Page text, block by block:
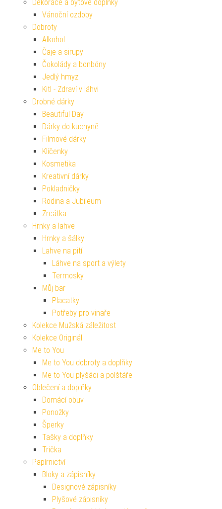
Dekorace a bytové doplňky
Vánoční ozdoby
Dobroty
Alkohol
Čaje a sirupy
Čokolády a bonbóny
Jedlý hmyz
Kitl - Zdraví v láhvi
Drobné dárky
Beautiful Day
Dárky do kuchyně
Filmové dárky
Klíčenky
Kosmetika
Kreativní dárky
Pokladničky
Rodina a Jubileum
Zrcátka
Hrnky a lahve
Hrnky a šálky
Lahve na pití
Láhve na sport a výlety
Termosky
Můj bar
Placatky
Potřeby pro vinaře
Kolekce Mužská záležitost
Kolekce Originál
Me to You
Me to You dobroty a doplňky
Me to You plyšáci a polštáře
Oblečení a doplňky
Domácí obuv
Ponožky
Šperky
Tašky a doplňky
Trička
Papírnictví
Bloky a zápisníky
Designové zápisníky
Plyšové zápisníky